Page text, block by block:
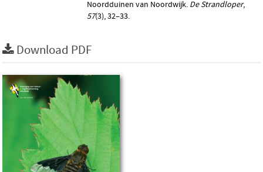
Noordduinen van Noordwijk. De Strandloper,
57(3), 32–33.
Download PDF